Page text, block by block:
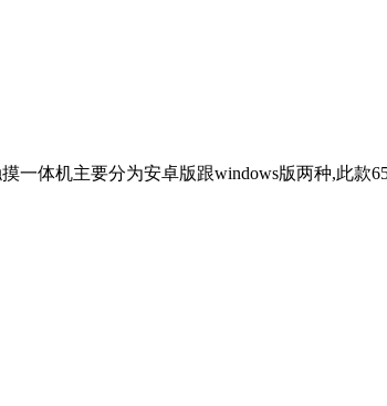
体机主要分为安卓版跟windows版两种,此款